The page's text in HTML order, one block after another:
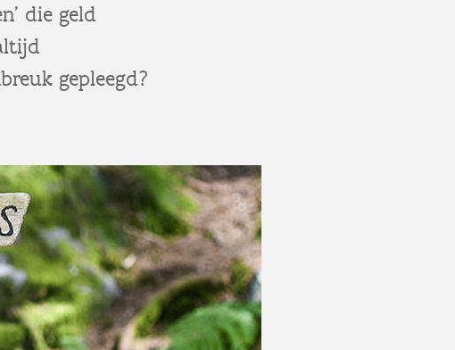
die geld
gepleegd?